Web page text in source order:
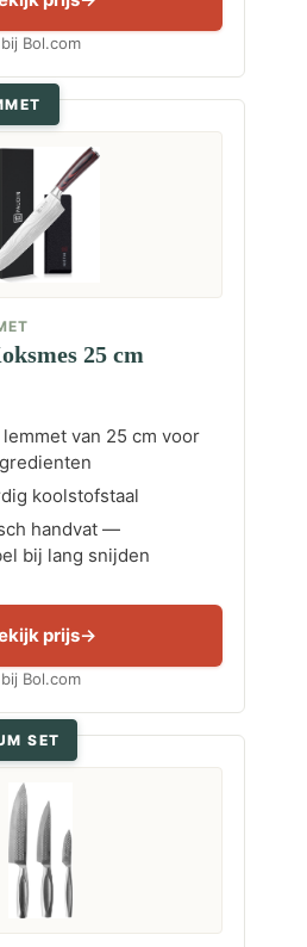
bij Bol.com
25 cm
lemmet van 25 cm voor
koolstofstaal
handvat —
bij lang snijden
prijs
bij Bol.com
SET